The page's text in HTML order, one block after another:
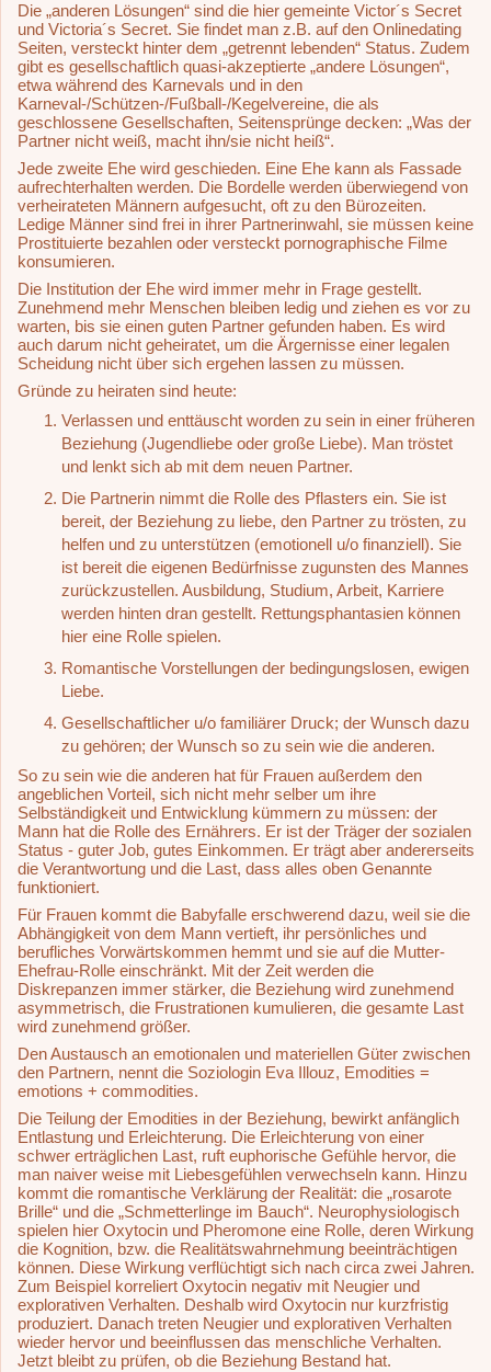
Die „anderen Lösungen“ sind die hier gemeinte Victor´s Secret
und Victoria´s Secret. Sie findet man z.B. auf den Onlinedating
Seiten, versteckt hinter dem „getrennt lebenden“ Status. Zudem
gibt es gesellschaftlich quasi-akzeptierte „andere Lösungen“,
etwa während des Karnevals und in den
Karneval-/Schützen-/Fußball-/Kegelvereine, die als
geschlossene Gesellschaften, Seitensprünge decken: „Was der
Partner nicht weiß, macht ihn/sie nicht heiß“.
Jede zweite Ehe wird geschieden. Eine Ehe kann als Fassade
aufrechterhalten werden. Die Bordelle werden überwiegend von
verheirateten Männern aufgesucht, oft zu den Bürozeiten.
Ledige Männer sind frei in ihrer Partnerinwahl, sie müssen keine
Prostituierte bezahlen oder versteckt pornographische Filme
konsumieren.
Die Institution der Ehe wird immer mehr in Frage gestellt.
Zunehmend mehr Menschen bleiben ledig und ziehen es vor zu
warten, bis sie einen guten Partner gefunden haben. Es wird
auch darum nicht geheiratet, um die Ärgernisse einer legalen
Scheidung nicht über sich ergehen lassen zu müssen.
Gründe zu heiraten sind heute:
Verlassen und enttäuscht worden zu sein in einer früheren
Beziehung (Jugendliebe oder große Liebe). Man tröstet
und lenkt sich ab mit dem neuen Partner.
Die Partnerin nimmt die Rolle des Pflasters ein. Sie ist
bereit, der Beziehung zu liebe, den Partner zu trösten, zu
helfen und zu unterstützen (emotionell u/o finanziell). Sie
ist bereit die eigenen Bedürfnisse zugunsten des Mannes
zurückzustellen. Ausbildung, Studium, Arbeit, Karriere
werden hinten dran gestellt. Rettungsphantasien können
hier eine Rolle spielen.
Romantische Vorstellungen der bedingungslosen, ewigen
Liebe.
Gesellschaftlicher u/o familiärer Druck; der Wunsch dazu
zu gehören; der Wunsch so zu sein wie die anderen.
So zu sein wie die anderen hat für Frauen außerdem den
angeblichen Vorteil, sich nicht mehr selber um ihre
Selbständigkeit und Entwicklung kümmern zu müssen: der
Mann hat die Rolle des Ernährers. Er ist der Träger der sozialen
Status - guter Job, gutes Einkommen. Er trägt aber andererseits
die Verantwortung und die Last, dass alles oben Genannte
funktioniert.
Für Frauen kommt die Babyfalle erschwerend dazu, weil sie die
Abhängigkeit von dem Mann vertieft, ihr persönliches und
berufliches Vorwärtskommen hemmt und sie auf die Mutter-
Ehefrau-Rolle einschränkt. Mit der Zeit werden die
Diskrepanzen immer stärker, die Beziehung wird zunehmend
asymmetrisch, die Frustrationen kumulieren, die gesamte Last
wird zunehmend größer.
Den Austausch an emotionalen und materiellen Güter zwischen
den Partnern, nennt die Soziologin Eva Illouz, Emodities =
emotions + commodities.
Die Teilung der Emodities in der Beziehung, bewirkt anfänglich
Entlastung und Erleichterung. Die Erleichterung von einer
schwer erträglichen Last, ruft euphorische Gefühle hervor, die
man naiver weise mit Liebesgefühlen verwechseln kann. Hinzu
kommt die romantische Verklärung der Realität: die „rosarote
Brille“ und die „Schmetterlinge im Bauch“. Neurophysiologisch
spielen hier Oxytocin und Pheromone eine Rolle, deren Wirkung
die Kognition, bzw. die Realitätswahrnehmung beeinträchtigen
können. Diese Wirkung verflüchtigt sich nach circa zwei Jahren.
Zum Beispiel korreliert Oxytocin negativ mit Neugier und
explorativen Verhalten. Deshalb wird Oxytocin nur kurzfristig
produziert. Danach treten Neugier und explorativen Verhalten
wieder hervor und beeinflussen das menschliche Verhalten.
Jetzt bleibt zu prüfen, ob die Beziehung Bestand hat.